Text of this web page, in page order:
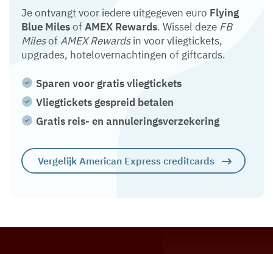
Je ontvangt voor iedere uitgegeven euro Flying
Blue MilesofAMEX Rewards. Wissel deze FB
MilesofAMEX Rewardsin voor vliegtickets,
upgrades, hotelovernachtingen of giftcards.
Sparen voor gratis vliegtickets
Vliegtickets gespreid betalen
Gratis reis- en annuleringsverzekering
Vergelijk American Express creditcards